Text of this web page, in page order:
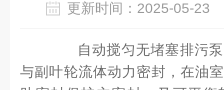
更新时间：2025-05-
自动搅匀无堵塞排污泵
与副叶轮流体动力密封，在油